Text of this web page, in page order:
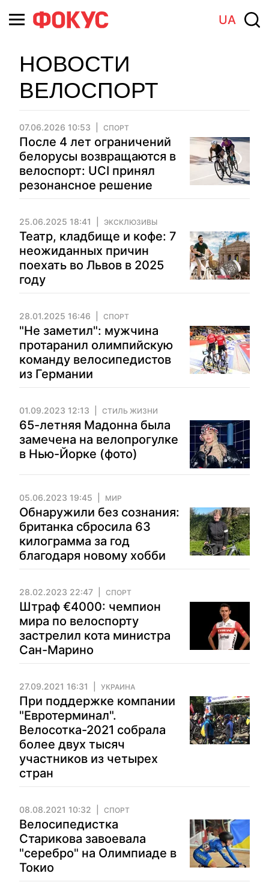
UA
НОВОСТИ
ВЕЛОСПОРТ
07.06.2026 10:53 СПОРТ
После 4 лет ограничений
белорусы возвращаются в
велоспорт: UCI принял
резонансное решение
25.06.2025 18:41 ЭКСКЛЮЗИВЫ
Театр, кладбище и кофе: 7
неожиданных причин
поехать во Львов в 2025
году
28.01.2025 16:46 СПОРТ
"Не заметил": мужчина
протаранил олимпийскую
команду велосипедистов
из Германии
01.09.2023 12:13 СТИЛЬ ЖИЗНИ
65-летняя Мадонна была
замечена на велопрогулке
в Нью-Йорке (фото)
05.06.2023 19:45 МИР
Обнаружили без сознания:
британка сбросила 63
килограмма за год
благодаря новому хобби
28.02.2023 22:47 СПОРТ
Штраф €4000: чемпион
мира по велоспорту
застрелил кота министра
Сан-Марино
27.09.2021 16:31 УКРАИНА
При поддержке компании
"Евротерминал".
Велосотка-2021 собрала
более двух тысяч
участников из четырех
стран
08.08.2021 10:32 СПОРТ
Велосипедистка
Старикова завоевала
"серебро" на Олимпиаде в
Токио